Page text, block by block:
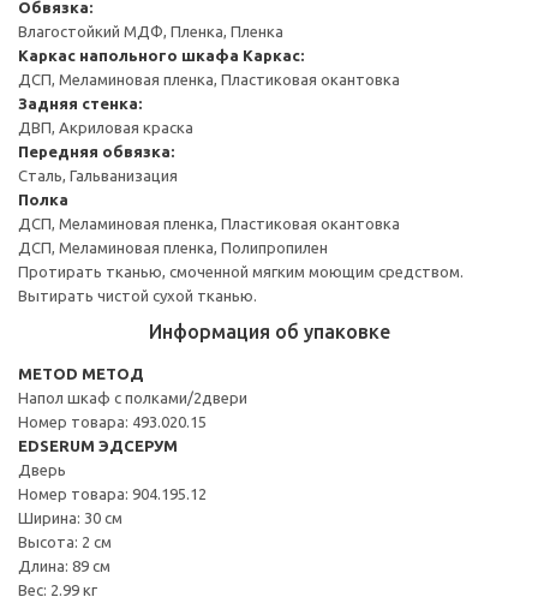
Обвязка:
Влагостойкий МДФ, Пленка, Пленка
Каркас напольного шкафа Каркас:
ДСП, Меламиновая пленка, Пластиковая окантовка
Задняя стенка:
ДВП, Акриловая краска
Передняя обвязка:
Сталь, Гальванизация
Полка
ДСП, Меламиновая пленка, Пластиковая окантовка
ДСП, Меламиновая пленка, Полипропилен
Протирать тканью, смоченной мягким моющим средством.
Вытирать чистой сухой тканью.
Информация об упаковке
METOD МЕТОД
Напол шкаф с полками/2двери
Номер товара: 493.020.15
EDSERUM ЭДСЕРУМ
Дверь
Номер товара: 904.195.12
Ширина: 30 см
Высота: 2 см
Длина: 89 см
Вес: 2.99 кг